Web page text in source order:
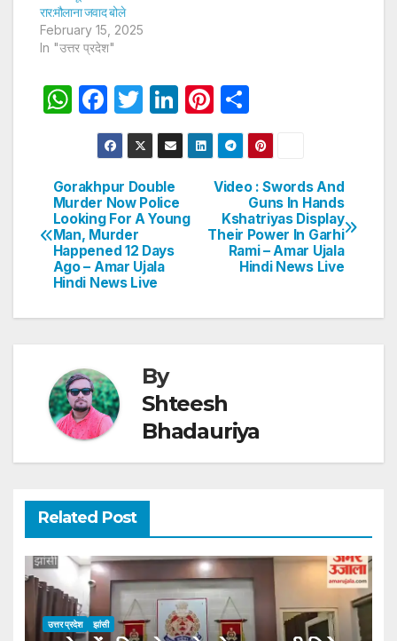
रार:मौलाना जवाद बोले
February 15, 2025
In "उत्तर प्रदेश"
W
s
A
p
p
F
a
c
e
b
o
o
k
T
w
itt
er
Li
n
k
dI
Pi
nt
er
e
st
h
ar
e
Post
navigation
Video : Swords And
Guns In Hands
Kshatriyas Display
Their Power In Garhi
Rami – Amar Ujala
Hindi News Live
Gorakhpur Double
Murder Now Police
Looking For A Young
Man, Murder
Happened 12 Days
Ago – Amar Ujala
Hindi News Live
By
Shteesh
Bhadauriya
Related Post
उत्तर प्रदेश झांसी